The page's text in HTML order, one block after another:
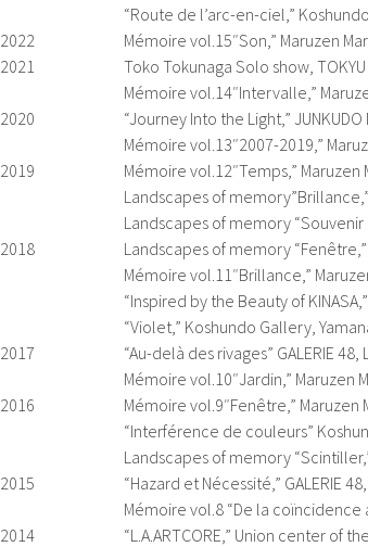
“Route de l’arc-en-ciel,”
2022
Mémoire vol.15″Son,” Maruzen
2021
Toko Tokunaga Solo show,
Mémoire vol.14″Intervalle,”
2020
“Journey Into the Light,”
Mémoire vol.13″2007-2019,”
2019
Mémoire vol.12″Temps,” Maruzen
Landscapes of memory”Brillance,”
Landscapes of memory “Souvenir
2018
Landscapes of memory “Fenêtre,”
Mémoire vol.11″Brillance,”
“Inspired by the Beauty of
“Violet,” Koshundo Gallery,
2017
“Au-delà des rivages” GALERIE 48,
Mémoire vol.10″Jardin,” Maruzen
2016
Mémoire vol.9″Fenêtre,” Maruzen
“Interférence de couleurs”
Landscapes of memory
2015
“Hazard et Nécessité,” GALERIE
Mémoire vol.8 “De la coïncidence
2014
“L.A.ARTCORE,” Union center of